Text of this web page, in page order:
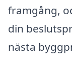
framgång,
din
nästa